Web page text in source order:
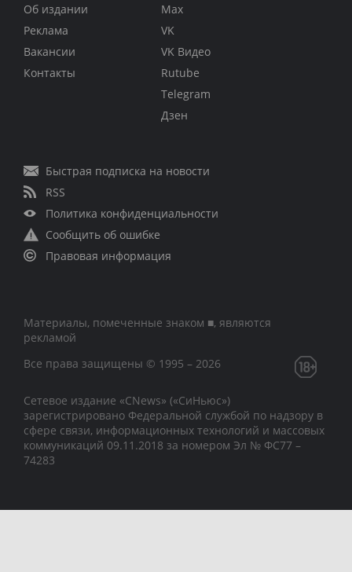
Об издании
Реклама
Вакансии
Контакты
Max
VK
VK Видео
Rutube
Telegram
Дзен
Быстрая подписка на новости
RSS
Политика конфиденциальности
Сообщить об ошибке
Правовая информация
Материалы, помеченные знаком ■, являются
рекламой
Все права защищены © 1995 – 2026
Сетевое издание «CNews» («СиНьюс»)
зарегистрировано Федеральной службой по надзору в
сфере связи, информационных технологий и массовых
коммуникаций 09.11.2018 за номером Эл № ФС77 –
74283